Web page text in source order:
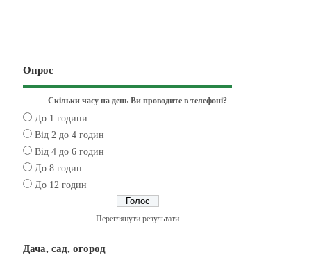
Опрос
Скільки часу на день Ви проводите в телефоні?
До 1 години
Від 2 до 4 годин
Від 4 до 6 годин
До 8 годин
До 12 годин
Переглянути результати
Дача, сад, огород